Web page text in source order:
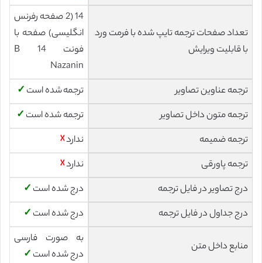
تعداد صفحات ترجمه تایپ شده با فرمت ورد
با قابلیت ویرایش
14 (2 صفحه رفرنس
انگلیسی) صفحه با
فونت 14 B
Nazanin
ترجمه عناوین تصاویر
ترجمه شده است ✓
ترجمه متون داخل تصاویر
ترجمه شده است ✓
ترجمه ضمیمه
ندارد☓
ترجمه پاورقی
ندارد☓
درج تصاویر در فایل ترجمه
درج شده است ✓
درج جداول در فایل ترجمه
درج شده است ✓
منابع داخل متن
به صورت فارسی
درج شده است ✓